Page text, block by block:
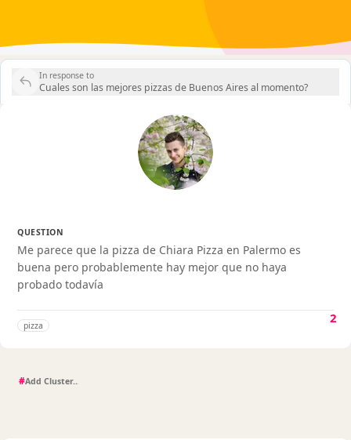
In response to
Cuales son las mejores pizzas de Buenos Aires al momento?
QUESTION
Me parece que la pizza de Chiara Pizza en Palermo es
buena pero probablemente hay mejor que no haya
probado todavía
pizza 2
#